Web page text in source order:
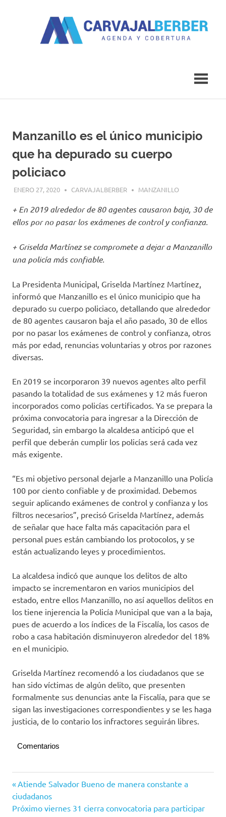
Manzanillo es el único municipio
que ha depurado su cuerpo
policiaco
ENERO 27, 2020 CARVAJALBERBER MANZANILLO
+ En 2019 alrededor de 80 agentes causaron baja, 30 de
ellos por no pasar los exámenes de control y confianza.
+ Griselda Martínez se compromete a dejar a Manzanillo
una policía más confiable.
La Presidenta Municipal, Griselda Martínez Martínez,
informó que Manzanillo es el único municipio que ha
depurado su cuerpo policiaco, detallando que alrededor
de 80 agentes causaron baja el año pasado, 30 de ellos
por no pasar los exámenes de control y confianza, otros
más por edad, renuncias voluntarias y otros por razones
diversas.
En 2019 se incorporaron 39 nuevos agentes alto perfil
pasando la totalidad de sus exámenes y 12 más fueron
incorporados como policías certificados. Ya se prepara la
próxima convocatoria para ingresar a la Dirección de
Seguridad, sin embargo la alcaldesa anticipó que el
perfil que deberán cumplir los policías será cada vez
más exigente.
“Es mi objetivo personal dejarle a Manzanillo una Policía
100 por ciento confiable y de proximidad. Debemos
seguir aplicando exámenes de control y confianza y los
filtros necesarios”, precisó Griselda Martínez, además
de señalar que hace falta más capacitación para el
personal pues están cambiando los protocolos, y se
están actualizando leyes y procedimientos.
La alcaldesa indicó que aunque los delitos de alto
impacto se incrementaron en varios municipios del
estado, entre ellos Manzanillo, no así aquellos delitos en
los tiene injerencia la Policía Municipal que van a la baja,
pues de acuerdo a los índices de la Fiscalía, los casos de
robo a casa habitación disminuyeron alrededor del 18%
en el municipio.
Griselda Martínez recomendó a los ciudadanos que se
han sido víctimas de algún delito, que presenten
formalmente sus denuncias ante la Fiscalía, para que se
sigan las investigaciones correspondientes y se les haga
justicia, de lo contario los infractores seguirán libres.
Comentarios
Navegación
de
Entrada
anterior:
Atiende Salvador Bueno de manera constante a
ciudadanos
Siguiente
Próximo viernes 31 cierra convocatoria para participar